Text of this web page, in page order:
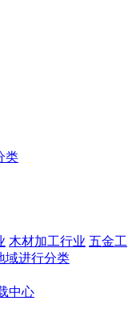
类
木材加工行业 五金工
域进行分类
中心